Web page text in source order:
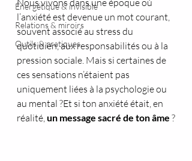
Énergétique & invisible
Relations & miroirs
Outils & pratiques
Nous vivons dans une époque où
l’anxiété est devenue un mot courant,
souvent associé au stress du
quotidien, aux responsabilités ou à la
pression sociale. Mais si certaines de
ces sensations n’étaient pas
uniquement liées à la psychologie ou
au mental ?Et si ton anxiété était, en
réalité, un message sacré de ton âme ?